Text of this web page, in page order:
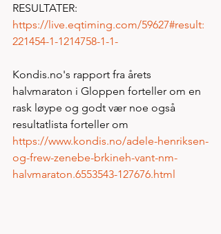
RESULTATER:
https://live.eqtiming.com/59627#result:
221454-1-1214758-1-1-
Kondis.no's rapport fra årets
halvmaraton i Gloppen forteller om en
rask løype og godt vær noe også
resultatlista forteller om
https://www.kondis.no/adele-henriksen-
og-frew-zenebe-brkineh-vant-nm-
halvmaraton.6553543-127676.html